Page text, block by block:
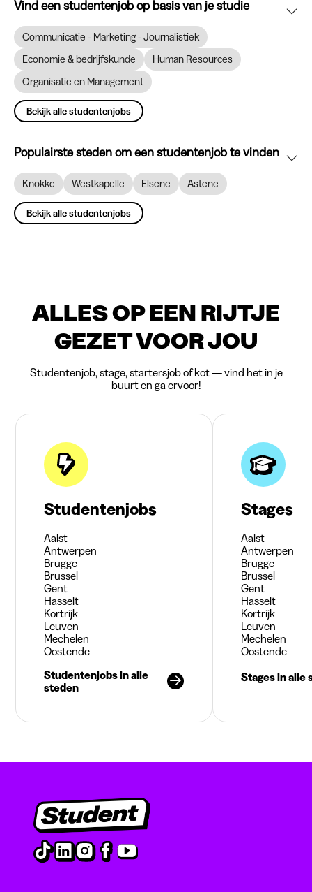
Vind een studentenjob op basis van je studie
Communicatie - Marketing - Journalistiek
Economie & bedrijfskunde
Human Resources
Organisatie en Management
Bekijk alle studentenjobs
Populairste steden om een studentenjob te vinden
Knokke Westkapelle Elsene Astene
Bekijk alle studentenjobs
ALLES OP EEN RIJTJE
GEZET VOOR JOU
Studentenjob, stage, startersjob of kot — vind het in je
buurt en ga ervoor!
Studentenjobs
Aalst
Antwerpen
Brugge
Brussel
Gent
Hasselt
Kortrijk
Leuven
Mechelen
Oostende
Studentenjobs in alle
steden
Stages
Aalst
Antwerpen
Brugge
Brussel
Gent
Hasselt
Kortrijk
Leuven
Mechelen
Oostende
Stages in alle